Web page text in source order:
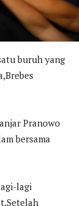
buruh yang
Pranowo
bersama
lagi